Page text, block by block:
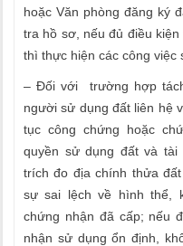
hoặc Văn phòng đăng ký
tra hồ sơ, nếu đủ điều
thì thực hiện các công việc
– Đối với trường hợp
người sử dụng đất liên hệ
tục công chứng hoặc
quyền sử dụng đất và tài
trích đo địa chính thửa
sự sai lệch về hình thể,
chứng nhận đã cấp; nếu
nhận sử dụng ổn định,